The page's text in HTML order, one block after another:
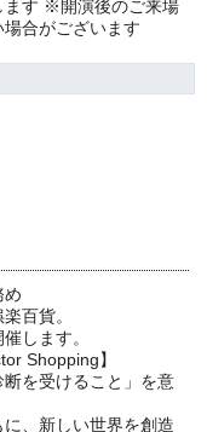
ます ※開演後のご来場
合がございます
め
百貨。
します。
Shopping】
を受けること」を意
、新しい世界を創造